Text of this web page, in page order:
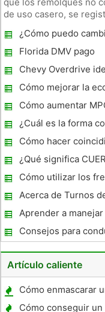
de uso casero, se
tendrá que tener
BMV
¿Cómo puedo
Wheel Drive en un
Florida DMV pago
Chevy Overdrive
Cómo mejorar la
en un Mercedes
Cómo aumentar
¿Cuál es la forma
coche en una
Cómo hacer
¿Qué significa
Cómo utilizar los
invierno
Acerca de Turnos
Aprender a
Consejos para
en invierno para
Artículo caliente
Cómo enmascarar
Cómo conseguir